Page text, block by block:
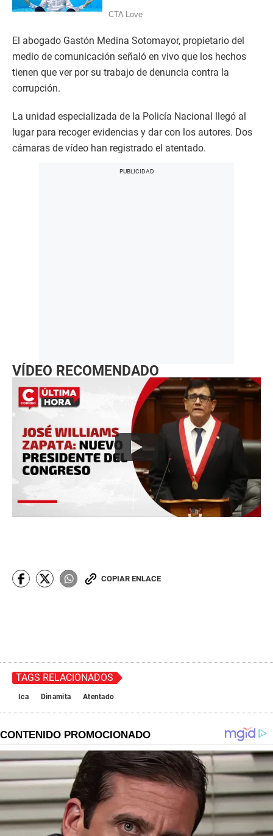
2
1
c
n
d
El abogado Gastón Medina Sotomayor, propietario del
medio de comunicación señaló en vivo que los hechos
tienen que ver por su trabajo de denuncia contra la
corrupción.
La unidad especializada de la Policía Nacional llegó al
lugar para recoger evidencias y dar con los autores. Dos
cámaras de vídeo han registrado el atentado.
VÍDEO RECOMENDADO
COPIAR ENLACE
TAGS RELACIONADOS
Ica Dinamita Atentado